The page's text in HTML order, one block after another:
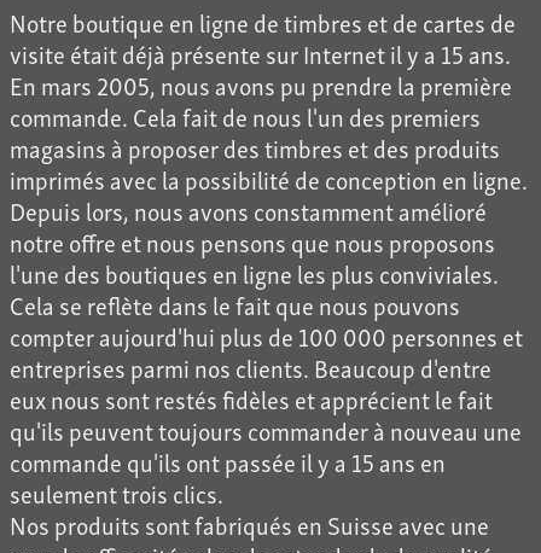
Notre boutique en ligne de timbres et de cartes de
visite était déjà présente sur Internet il y a 15 ans.
En mars 2005, nous avons pu prendre la première
commande. Cela fait de nous l'un des premiers
magasins à proposer des timbres et des produits
imprimés avec la possibilité de conception en ligne.
Depuis lors, nous avons constamment amélioré
notre offre et nous pensons que nous proposons
l'une des boutiques en ligne les plus conviviales.
Cela se reflète dans le fait que nous pouvons
compter aujourd'hui plus de 100 000 personnes et
entreprises parmi nos clients. Beaucoup d'entre
eux nous sont restés fidèles et apprécient le fait
qu'ils peuvent toujours commander à nouveau une
commande qu'ils ont passée il y a 15 ans en
seulement trois clics.
Nos produits sont fabriqués en Suisse avec une